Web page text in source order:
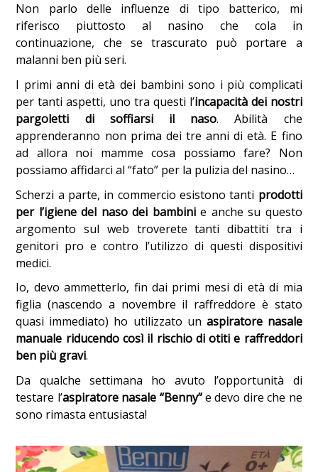
Non parlo delle influenze di tipo batterico, mi
riferisco piuttosto al nasino che cola in
continuazione, che se trascurato può portare a
malanni ben più seri.
I primi anni di età dei bambini sono i più complicati
per tanti aspetti, uno tra questi l’incapacità dei nostri
pargoletti di soffiarsi il naso. Abilità che
apprenderanno non prima dei tre anni di età. E fino
ad allora noi mamme cosa possiamo fare? Non
possiamo affidarci al “fato” per la pulizia del nasino…
Scherzi a parte, in commercio esistono tanti prodotti
per l’igiene del naso dei bambinie anche su questo
argomento sul web troverete tanti dibattiti tra i
genitori pro e contro l’utilizzo di questi dispositivi
medici.
Io, devo ammetterlo, fin dai primi mesi di età di mia
figlia (nascendo a novembre il raffreddore è stato
quasi immediato) ho utilizzato un aspiratore nasale
manuale riducendo così il rischio di otiti e raffreddori
ben più gravi.
Da qualche settimana ho avuto l’opportunità di
testare l’aspiratore nasale “Benny”e devo dire che ne
sono rimasta entusiasta!